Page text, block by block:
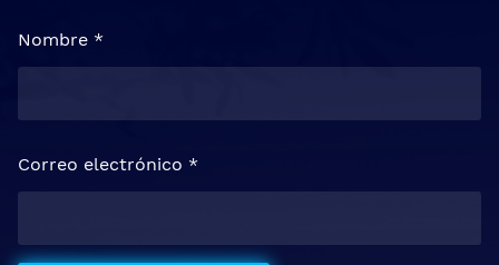
Nombre *
Correo electrónico *